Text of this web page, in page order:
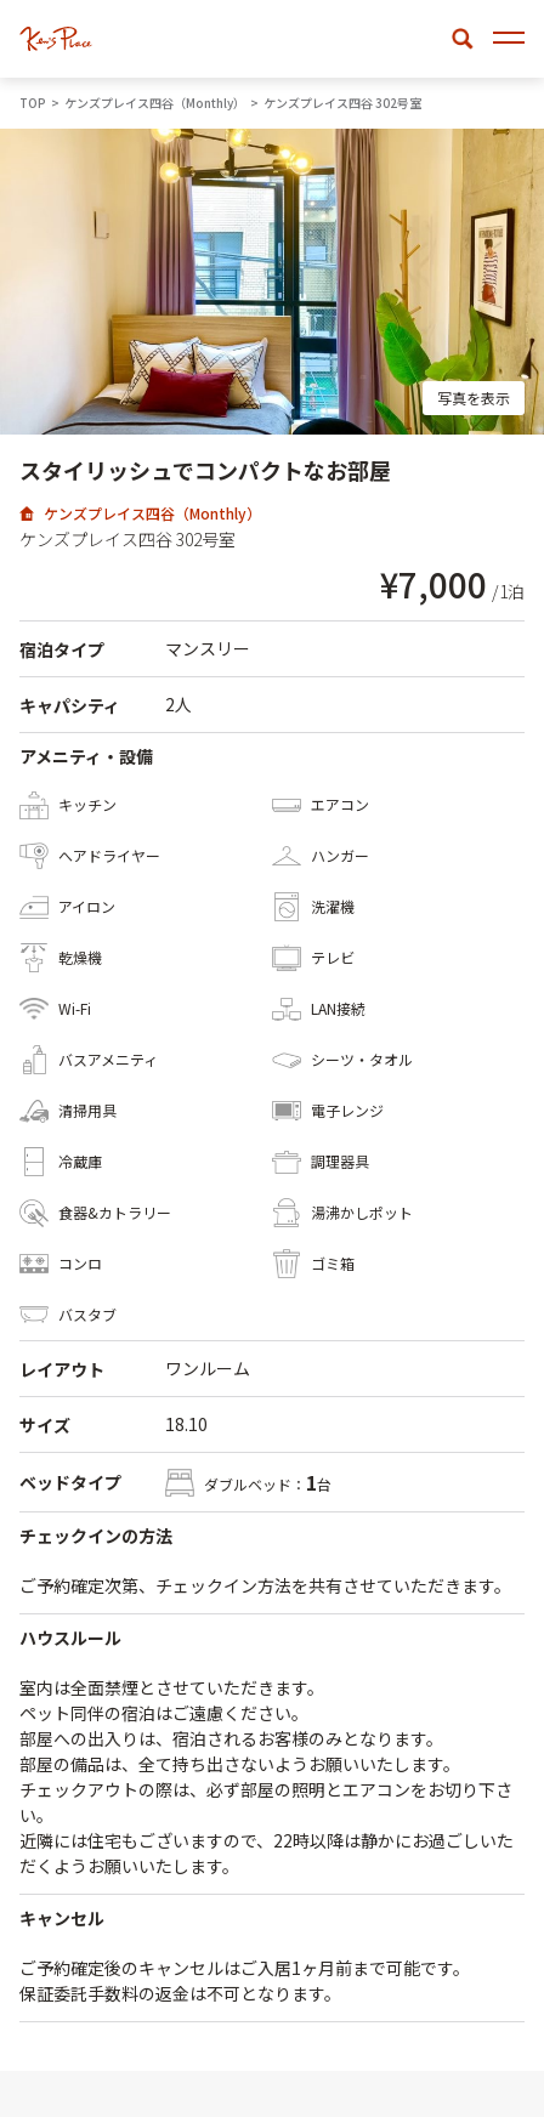
TOP ケンズプレイス四谷（Monthly） ケンズプレイス四谷 302号室
写真を表示
スタイリッシュでコンパクトなお部屋
ケンズプレイス四谷（Monthly）
ケンズプレイス四谷 302号室
¥7,000 /1泊
宿泊タイプ マンスリー
キャパシティ 2人
アメニティ・設備
キッチン エアコン
へアドライヤー ハンガー
アイロン 洗濯機
乾燥機 テレビ
Wi-Fi LAN接続
バスアメニティ シーツ・タオル
清掃用具 電子レンジ
冷蔵庫 調理器具
食器&カトラリー 湯沸かしポット
コンロ ゴミ箱
バスタブ
レイアウト ワンルーム
サイズ 18.10
ベッドタイプ ダブルベッド： 1台
チェックインの方法
ご予約確定次第、チェックイン方法を共有させていただきます。
ハウスルール
室内は全面禁煙とさせていただきます。
ペット同伴の宿泊はご遠慮ください。
部屋への出入りは、宿泊されるお客様のみとなります。
部屋の備品は、全て持ち出さないようお願いいたします。
チェックアウトの際は、必ず部屋の照明とエアコンをお切り下さ
い。
近隣には住宅もございますので、22時以降は静かにお過ごしいた
だくようお願いいたします。
キャンセル
ご予約確定後のキャンセルはご入居1ヶ月前まで可能です。
保証委託手数料の返金は不可となります。